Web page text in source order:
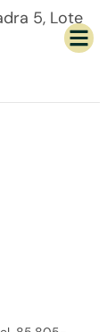
5, Lote